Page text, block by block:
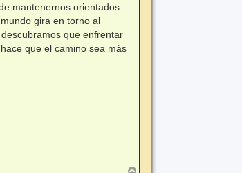
mantenernos orientados
gira en torno al
que enfrentar
que el camino sea más